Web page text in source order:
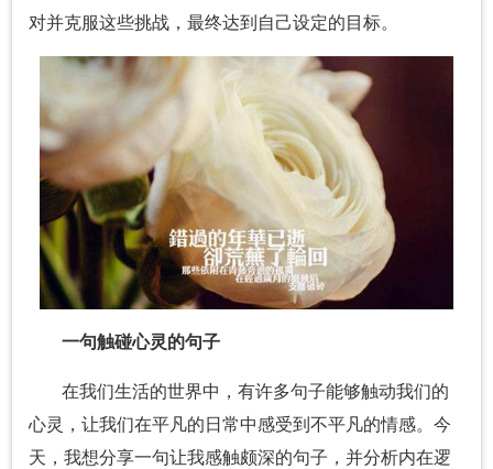
对并克服这些挑战，最终达到自己设定的目标。
一句触碰心灵的句子
在我们生活的世界中，有许多句子能够触动我们的
心灵，让我们在平凡的日常中感受到不平凡的情感。今
天，我想分享一句让我感触颇深的句子，并分析内在逻